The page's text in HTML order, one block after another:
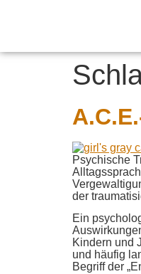
Psychische
der
Ein
Kindern und
und häufig
Begriff der